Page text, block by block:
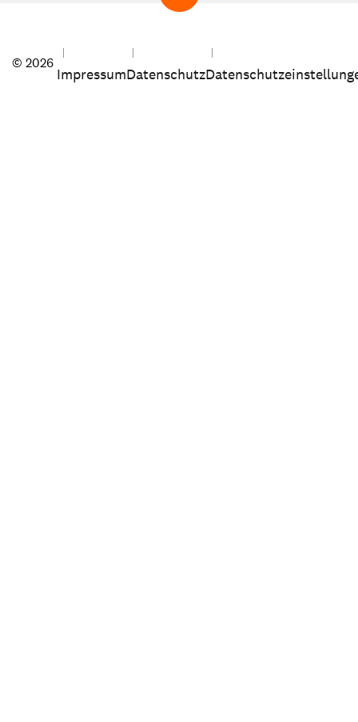
© 2026
ImpressumDatenschutz